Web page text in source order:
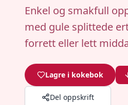
Enkel og smakfull
med gule splittede
forrett eller lett
Lagre i kokebok
Del oppskrift